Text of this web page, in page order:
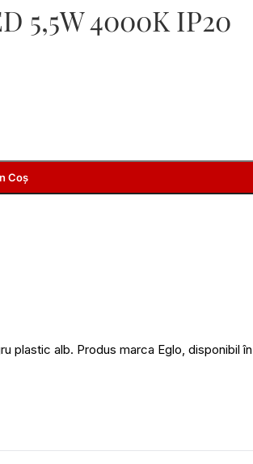
5,5W 4000K IP20
Coș
plastic alb. Produs marca Eglo, disponibil